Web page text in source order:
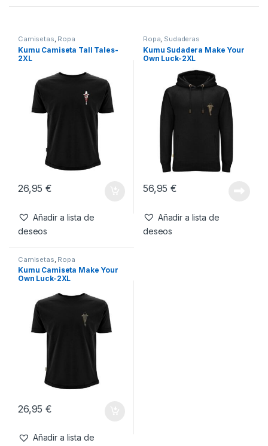
Camisetas, Ropa
Kumu Camiseta Tall Tales-
2XL
26,95€
Añadir a lista de
deseos
Ropa, Sudaderas
Kumu Sudadera Make Your
Own Luck-2XL
56,95€
Añadir a lista de
deseos
Camisetas Ropa
Kumu Camiseta Make Your
Own Luck-2XL
26,95€
Añadir a lista de